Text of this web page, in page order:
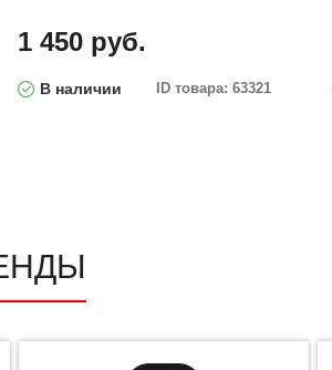
1 450 руб.
В наличии ID товара: 63321